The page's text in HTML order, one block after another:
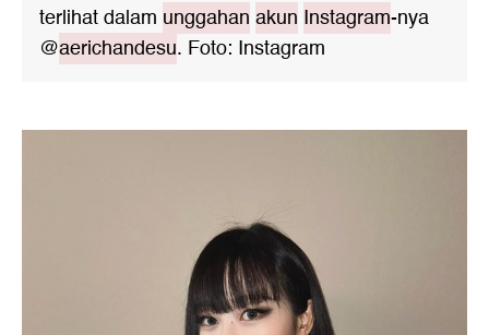
terlihat dalam unggahan akun Instagram-nya
@aerichandesu. Foto: Instagram